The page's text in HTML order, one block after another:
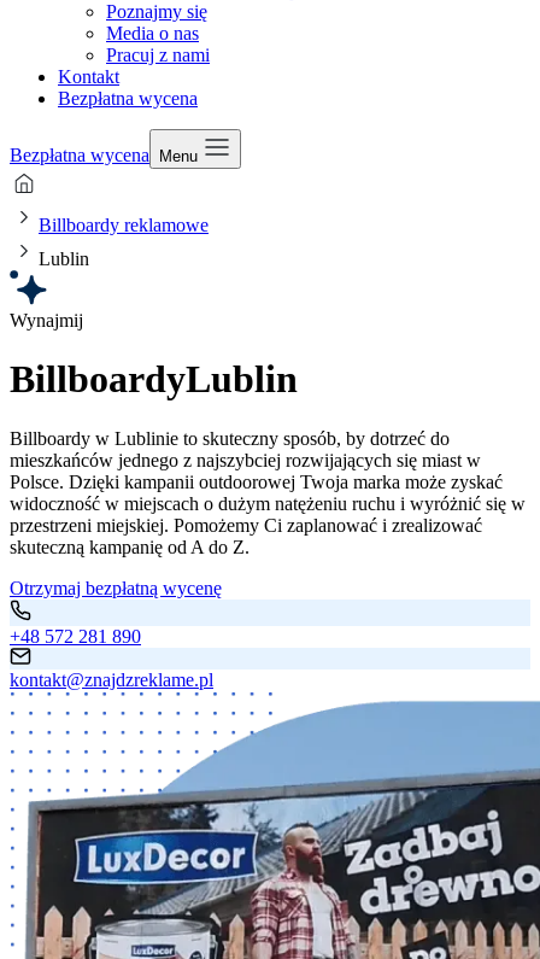
Poznajmy się
Media o nas
Pracuj z nami
Kontakt
Bezpłatna wycena
Bezpłatna wycena Menu
Billboardy reklamowe
Lublin
Wynajmij
BillboardyLublin
Billboardy w Lublinie to skuteczny sposób, by dotrzeć do
mieszkańców jednego z najszybciej rozwijających się miast w
Polsce. Dzięki kampanii outdoorowej Twoja marka może zyskać
widoczność w miejscach o dużym natężeniu ruchu i wyróżnić się w
przestrzeni miejskiej. Pomożemy Ci zaplanować i zrealizować
skuteczną kampanię od A do Z.
Otrzymaj bezpłatną wycenę
+48 572 281 890
kontakt@znajdzreklame.pl